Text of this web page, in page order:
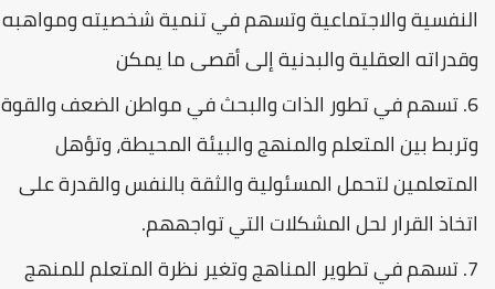
النفسية والاجتماعية وتسهم في تنمية شخصيته ومواهبه
وقدراته العقلية والبدنية إلى أقصى ما يمكن
تسهم في تطور الذات والبحث في مواطن الضعف والقوة
وتربط بين المتعلم والمنهج والبيئة المحيطة، وتؤهل
المتعلمين لتحمل المسئولية والثقة بالنفس والقدرة على
اتخاذ القرار لحل المشكلات التي تواجههم.
تسهم في تطوير المناهج وتغير نظرة المتعلم للمنهج